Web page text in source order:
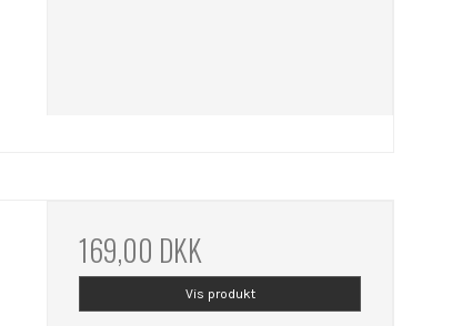
169,00 DKK
Vis produkt